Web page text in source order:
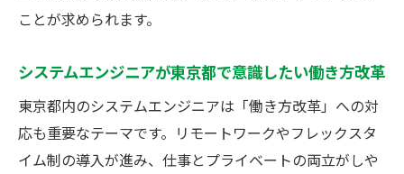
ことが求められます。
システムエンジニアが東京都で意識したい働き方改革
東京都内のシステムエンジニアは「働き方改革」への対
応も重要なテーマです。リモートワークやフレックスタ
イム制の導入が進み、仕事とプライベートの両立がしや